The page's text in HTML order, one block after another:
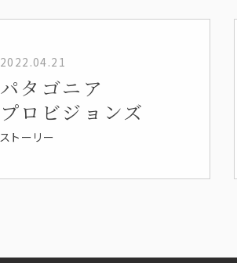
2022.04.21
パタゴニア
プロビジョンズ
ストーリー